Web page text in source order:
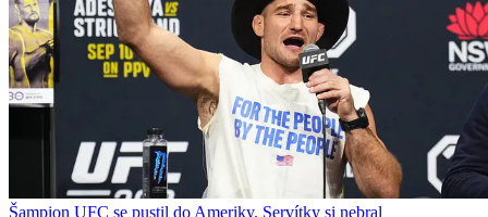
Šampion UFC se pustil do Ameriky. Servítky si nebral